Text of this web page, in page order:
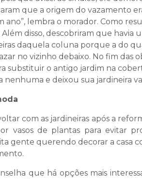
que a origem do vazamento
ano”, lembra o morador. Como
disso, descobriram que havia
daquela coluna porque a do
no vizinho debaixo. No fim das
substituir o antigo jardim na
e deixou sua jardineira
com as jardineiras após a
vasos de plantas para evitar
gente querendo decorar a casa
que há opções mais